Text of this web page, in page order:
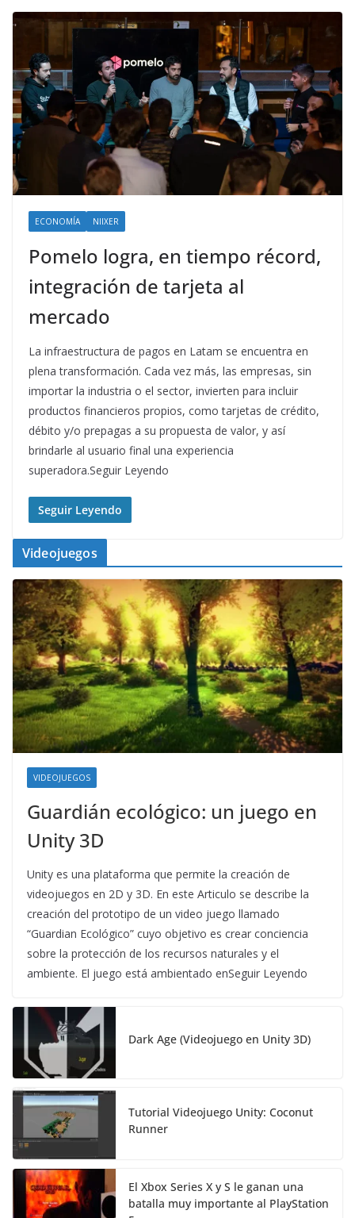
ECONOMÍA NIIXER
Pomelo logra, en tiempo récord,
integración de tarjeta al
mercado
La infraestructura de pagos en Latam se encuentra en
plena transformación. Cada vez más, las empresas, sin
importar la industria o el sector, invierten para incluir
productos financieros propios, como tarjetas de crédito,
débito y/o prepagas a su propuesta de valor, y así
brindarle al usuario final una experiencia
superadora.Seguir Leyendo
Seguir Leyendo
Videojuegos
VIDEOJUEGOS
Guardián ecológico: un juego en
Unity 3D
Unity es una plataforma que permite la creación de
videojuegos en 2D y 3D. En este Articulo se describe la
creación del prototipo de un video juego llamado
“Guardian Ecológico” cuyo objetivo es crear conciencia
sobre la protección de los recursos naturales y el
ambiente. El juego está ambientado enSeguir Leyendo
Dark Age (Videojuego en Unity 3D)
Tutorial Videojuego Unity: Coconut
Runner
El Xbox Series X y S le ganan una
batalla muy importante al PlayStation